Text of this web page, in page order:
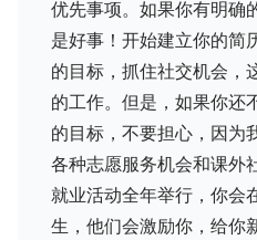
优先事项。如果你有明确
是好事！开始建立你的简
的目标，抓住社交机会，
的工作。但是，如果你还
的目标，不要担心，因为
各种志愿服务机会和课外
就业活动全年举行，你会
生，他们会激励你，给你